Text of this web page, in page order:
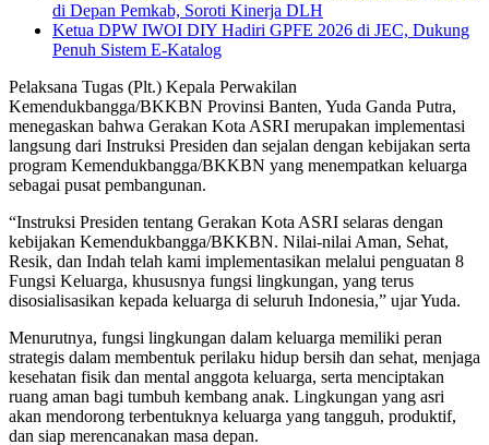
di Depan Pemkab, Soroti Kinerja DLH
Ketua DPW IWOI DIY Hadiri GPFE 2026 di JEC, Dukung
Penuh Sistem E-Katalog
Pelaksana Tugas (Plt.) Kepala Perwakilan
Kemendukbangga/BKKBN Provinsi Banten, Yuda Ganda Putra,
menegaskan bahwa Gerakan Kota ASRI merupakan implementasi
langsung dari Instruksi Presiden dan sejalan dengan kebijakan serta
program Kemendukbangga/BKKBN yang menempatkan keluarga
sebagai pusat pembangunan.
“Instruksi Presiden tentang Gerakan Kota ASRI selaras dengan
kebijakan Kemendukbangga/BKKBN. Nilai-nilai Aman, Sehat,
Resik, dan Indah telah kami implementasikan melalui penguatan 8
Fungsi Keluarga, khususnya fungsi lingkungan, yang terus
disosialisasikan kepada keluarga di seluruh Indonesia,” ujar Yuda.
Menurutnya, fungsi lingkungan dalam keluarga memiliki peran
strategis dalam membentuk perilaku hidup bersih dan sehat, menjaga
kesehatan fisik dan mental anggota keluarga, serta menciptakan
ruang aman bagi tumbuh kembang anak. Lingkungan yang asri
akan mendorong terbentuknya keluarga yang tangguh, produktif,
dan siap merencanakan masa depan.